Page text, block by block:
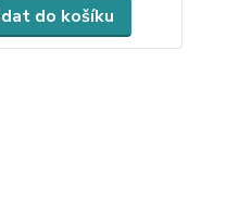
do košíku